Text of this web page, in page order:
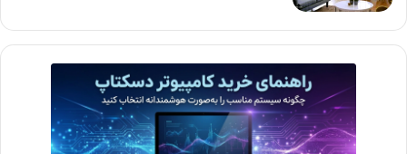
ویژگی‌های درون برنامه‌ای